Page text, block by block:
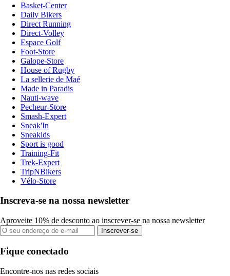
Basket-Center
Daily Bikers
Direct Running
Direct-Volley
Espace Golf
Foot-Store
Galope-Store
House of Rugby
La sellerie de Maé
Made in Paradis
Nauti-wave
Pecheur-Store
Smash-Expert
Sneak'In
Sneakids
Sport is good
Training-Fit
Trek-Expert
TripNBikers
Vélo-Store
Inscreva-se na nossa newsletter
Aproveite 10% de desconto ao inscrever-se na nossa newsletter
Inscrever-se
Fique conectado
Encontre-nos nas redes sociais